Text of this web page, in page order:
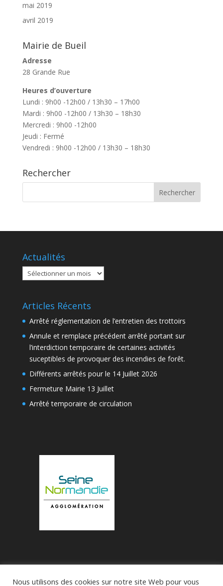
mai 2019
avril 2019
Mairie de Bueil
Adresse
28 Grande Rue
Heures d’ouverture
Lundi : 9h00 -12h00 / 13h30 – 17h00
Mardi : 9h00 -12h00 / 13h30 – 18h30
Mercredi : 9h00 -12h00
Jeudi : Fermé
Vendredi : 9h00 -12h00 / 13h30 – 18h30
Rechercher
Actualités
Actualités
Articles Récents
Arrêté réglementation de l’entretien des trottoirs
Annule et remplace précédent arrêté portant sur
l’interdiction temporaire de certaines activités
suceptibles de provoquer des incendies de forêt.
Différents arrêtés pour le 14 Juillet 2026
Fermeture Mairie 13 Juillet
Arrêté temporaire de circulation
Nous utilisons des cookies sur notre site Web pour vous